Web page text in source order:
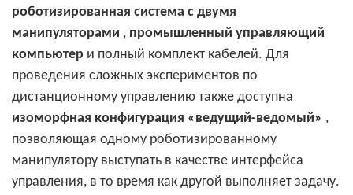
роботизированная система с двумя
манипуляторами , промышленный управляющий
компьютер и полный комплект кабелей. Для
проведения сложных экспериментов по
дистанционному управлению также доступна
изоморфная конфигурация «ведущий-ведомый» ,
позволяющая одному роботизированному
манипулятору выступать в качестве интерфейса
управления, в то время как другой выполняет задачу.